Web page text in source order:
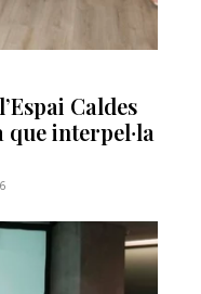
Caldes
interpel·la